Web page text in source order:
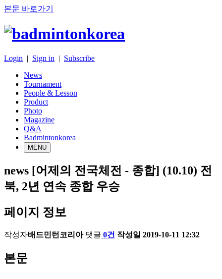
본문 바로가기
Login | Sign in | Subscribe
News
Tournament
People & Lesson
Product
Photo
Magazine
Q&A
Badmintonkorea
MENU
news [어제의 전국체전 - 종합] (10.10) 전
북, 2년 연속 종합 우승
페이지 정보
작성자배드민턴코리아 댓글 0건 작성일 2019-10-11 12:32
본문